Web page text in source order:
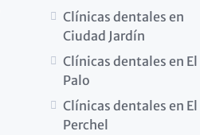
Clínicas dentales en
Ciudad Jardín
Clínicas dentales en El
Palo
Clínicas dentales en El
Perchel